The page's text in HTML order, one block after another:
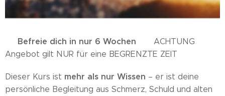
Befreie dich in nur 6 Wochen ✨ ACHTUNG
Angebot gilt NUR für eine BEGRENZTE ZEIT ✨
Dieser Kurs ist mehr als nur Wissen – er ist deine
persönliche Begleitung aus Schmerz, Schuld und alten